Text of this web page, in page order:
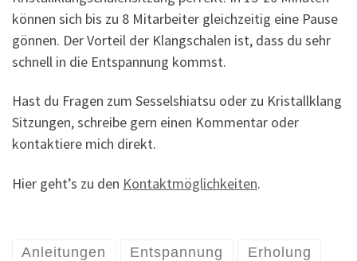
können sich bis zu 8 Mitarbeiter gleichzeitig eine Pause
gönnen. Der Vorteil der Klangschalen ist, dass du sehr
schnell in die Entspannung kommst.
Hast du Fragen zum Sesselshiatsu oder zu Kristallklang
Sitzungen, schreibe gern einen Kommentar oder
kontaktiere mich direkt.
Hier geht’s zu den Kontaktmöglichkeiten.
Anleitungen Entspannung Erholung